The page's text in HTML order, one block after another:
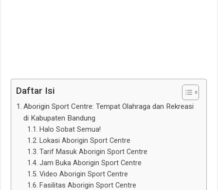
Daftar Isi
Aborigin Sport Centre: Tempat Olahraga dan Rekreasi
di Kabupaten Bandung
Halo Sobat Semua!
Lokasi Aborigin Sport Centre
Tarif Masuk Aborigin Sport Centre
Jam Buka Aborigin Sport Centre
Video Aborigin Sport Centre
Fasilitas Aborigin Sport Centre